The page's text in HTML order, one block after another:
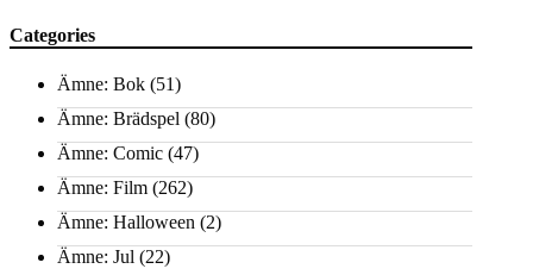
Categories
Ämne: Bok (51)
Ämne: Brädspel (80)
Ämne: Comic (47)
Ämne: Film (262)
Ämne: Halloween (2)
Ämne: Jul (22)